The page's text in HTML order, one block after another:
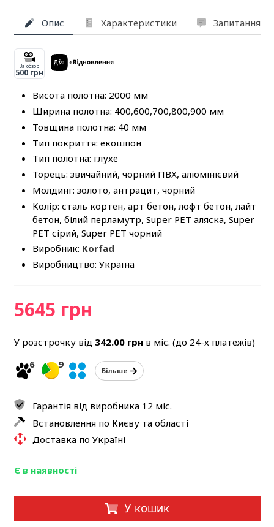
Опис Характеристики Запитання
За обзор
500 грн
Висота полотна: 2000 мм
Ширина полотна: 400,600,700,800,900 мм
Товщина полотна: 40 мм
Тип покриття: екошпон
Тип полотна: глухе
Торець: звичайний, чорний ПВХ, алюмінієвий
Молдинг: золото, антрацит, чорний
Колір: сталь кортен, арт бетон, лофт бетон, лайт
бетон, білий перламутр, Super PET аляска, Super
PET сірий, Super PET чорний
Виробник: Korfad
Виробництво: Україна
5645 грн
У розстрочку від 342.00грнв міс. (до 24-х платежів)
6
9
Більше
Гарантія від виробника 12 міс.
Встановлення по Києву та області
Доставка по Україні
Є в наявності
У кошик